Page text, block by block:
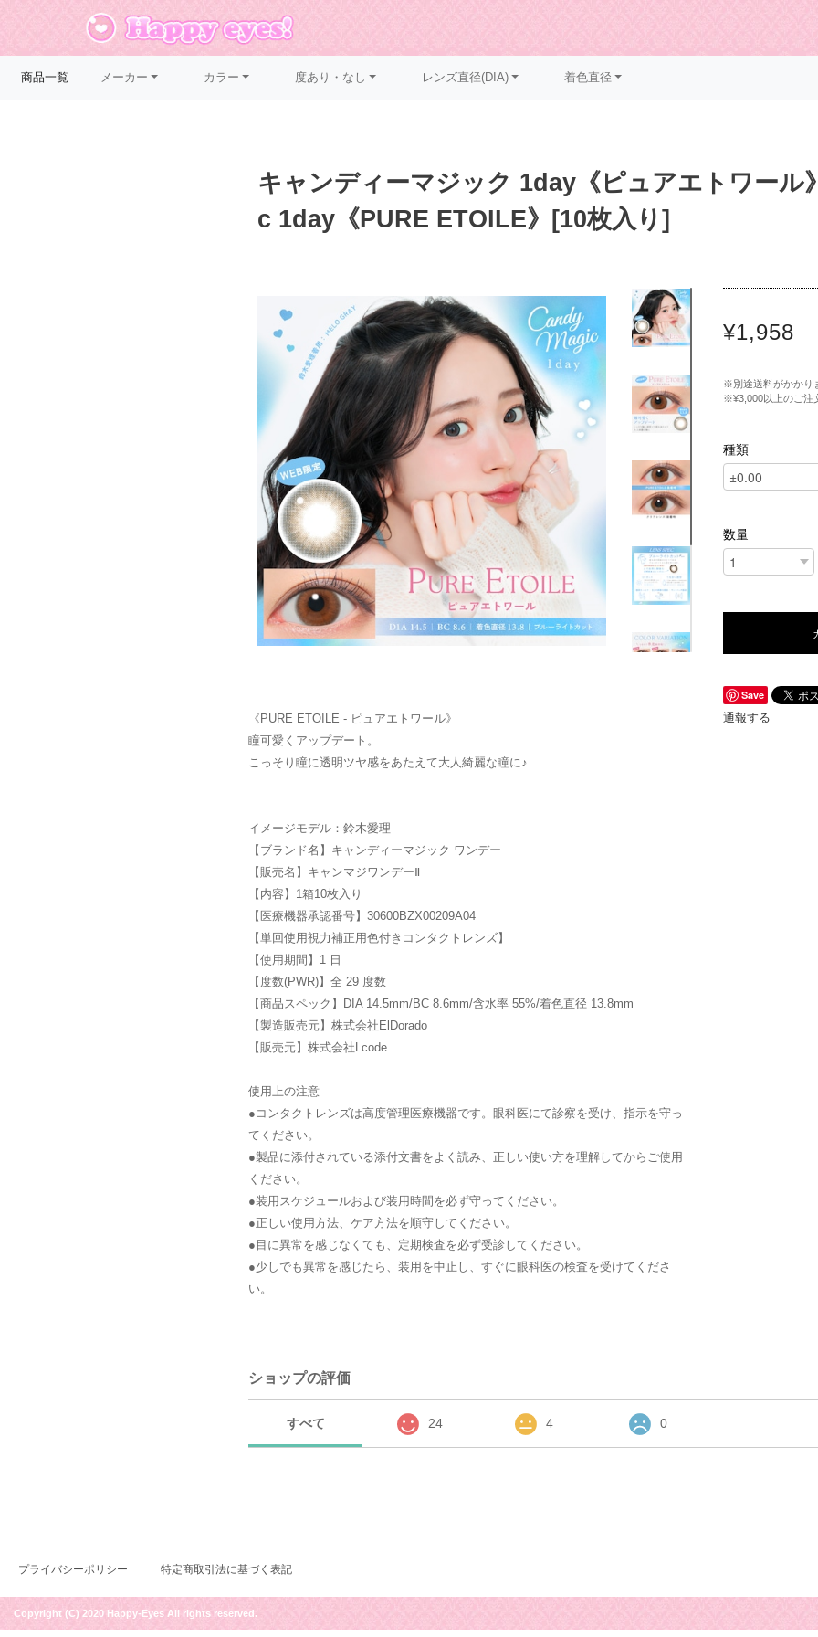
商品一覧 メーカー カラー 度あり・なし レンズ直径(DIA) 着色直径
キャンディーマジック 1day《ピュアエトワール
c 1day《PURE ETOILE》[10枚入り]
《PURE ETOILE - ピュアエトワール》
瞳可愛くアップデート。
こっそり瞳に透明ツヤ感をあたえて大人綺麗な瞳に♪
イメージモデル：鈴木愛理
【ブランド名】キャンディーマジック ワンデー
【販売名】キャンマジワンデーⅡ
【内容】1箱10枚入り
【医療機器承認番号】30600BZX00209A04
【単回使用視力補正用色付きコンタクトレンズ】
【使用期間】1 日
【度数(PWR)】全 29 度数
【商品スペック】DIA 14.5mm/BC 8.6mm/含水率 55%/着色直径 13.8mm
【製造販売元】株式会社ElDorado
【販売元】株式会社Lcode
使用上の注意
●コンタクトレンズは高度管理医療機器です。眼科医にて診察を受け、指示を守っ
てください。
●製品に添付されている添付文書をよく読み、正しい使い方を理解してからご使用
ください。
●装用スケジュールおよび装用時間を必ず守ってください。
●正しい使用方法、ケア方法を順守してください。
●目に異常を感じなくても、定期検査を必ず受診してください。
●少しでも異常を感じたら、装用を中止し、すぐに眼科医の検査を受けてくださ
い。
¥1,958
※別途送料がかかり
※¥3,000以上のご注
種類
数量
Save
通報する
ショップの評価
すべて 24 4 0
プライバシーポリシー 特定商取引法に基づく表記
Copyright (C) 2020 Happy-Eyes All rights reserved.